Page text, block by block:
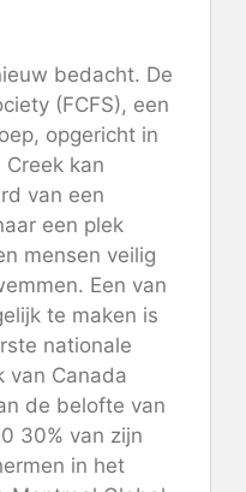
bedacht. De
(FCFS), een
opgericht in
kan
van een
een plek
mensen veilig
Een van
te maken is
nationale
van Canada
de belofte van
30% van zijn
in het